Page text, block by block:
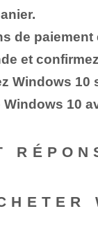
de
et
Windows 10
10